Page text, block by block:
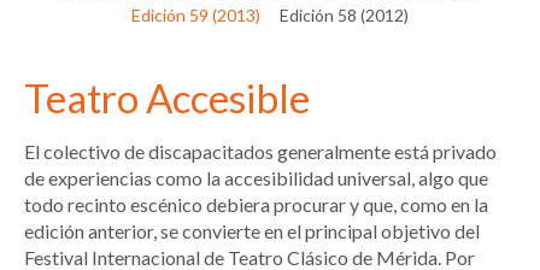
Edición 59 (2013)
Edición 58 (2012)
Teatro Accesible
El colectivo de discapacitados generalmente está privado
de experiencias como la accesibilidad universal, algo que
todo recinto escénico debiera procurar y que, como en la
edición anterior, se convierte en el principal objetivo del
Festival Internacional de Teatro Clásico de Mérida. Por